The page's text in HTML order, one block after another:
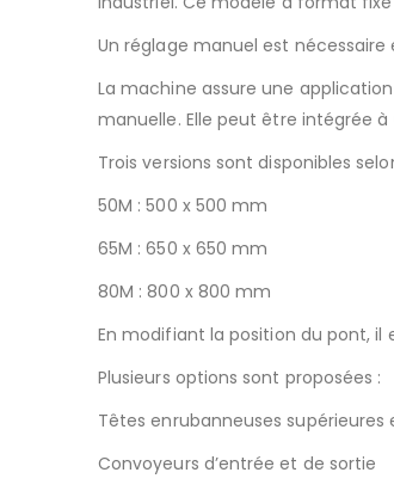
Un réglage manuel est
La machine assure une
manuelle. Elle peut être intégrée
Trois versions sont disponibles
50M : 500 x 500 mm
65M : 650 x 650 mm
80M : 800 x 800 mm
En modifiant la position du pont, il
Plusieurs options sont proposées :
Têtes enrubanneuses supérieures
Convoyeurs d’entrée et de sortie